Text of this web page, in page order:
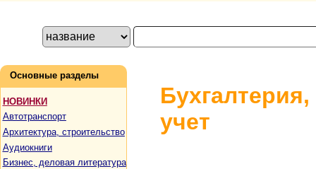
Основные разделы
НОВИНКИ
Автотранспорт
Архитектура, строительство
Аудиокниги
Бизнес, деловая литература
учет